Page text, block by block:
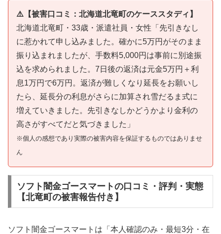
⚠️【被害口コミ：北海道北竜町のケーススタディ】
北海道北竜町・33歳・派遣社員・女性「先引きなし
に惹かれて申し込みました。確かに5万円がそのまま
振り込まれましたが、手数料5,000円は事前に別途振
込を求められました。7日後の返済は元金5万円＋利
息1万円で6万円。返済が難しくなり延長をお願いし
たら、延長分の利息がさらに加算され雪だるま式に
増えていきました。先引きなしかどうかより金利の
高さがすべてだと気づきました」
※個人の感想であり実際の被害内容を保証するものではありませ
ん
ソフト闇金ゴースマートの口コミ・評判・実態
【北竜町の被害報告付き】
ソフト闇金ゴースマートは「本人確認のみ・最短3分・在